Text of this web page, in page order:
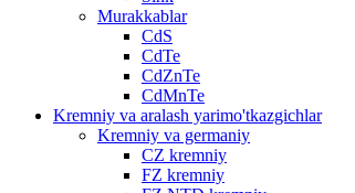
Murakkablar
CdS
CdTe
CdZnTe
CdMnTe
Kremniy va aralash yarimo'tkazgichlar
Kremniy va germaniy
CZ kremniy
FZ kremniy